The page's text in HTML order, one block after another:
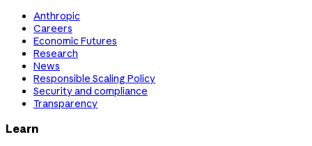
Anthropic
Careers
Economic Futures
Research
News
Responsible Scaling Policy
Security and compliance
Transparency
Learn